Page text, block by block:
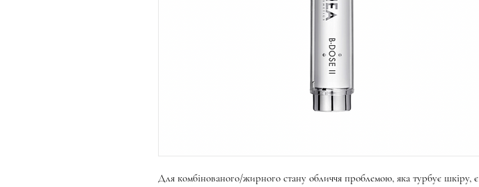
Для комбінованого/жирного стану обличчя проблемою, яка турбує шкіру, є